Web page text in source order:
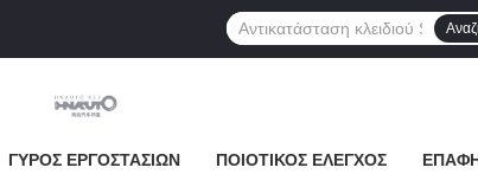
ΓΎΡΟΣ ΕΡΓΟΣΤΑΣΊΩΝ ΠΟΙΟΤΙΚΌΣ ΈΛΕΓΧΟΣ